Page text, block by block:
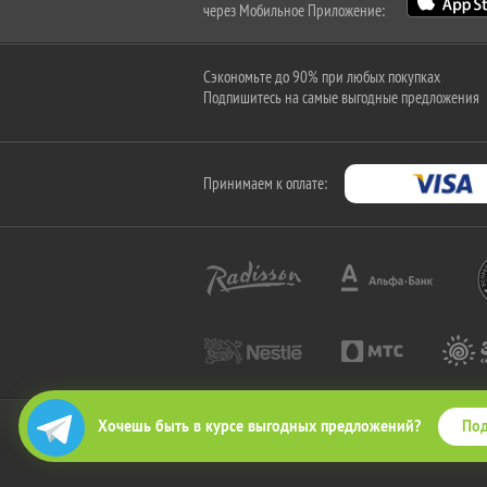
Хочешь быть в курсе выгодных предложений?
через Мобильное Приложение:
Сэкономьте до 90% при любых покупках
Подпишитесь на самые выгодные предложения
Принимаем к оплате:
2010-2026 © КупиКупон. Все права защищены.
Все права на товарный знак "КупиКупон" и на